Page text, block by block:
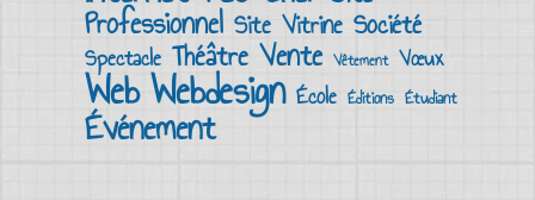
Professionnel Site Vitrine Société
Spectacle Théâtre Vente Vêtement Vœux
WebWebdesign École Éditions Étudiant
Événement